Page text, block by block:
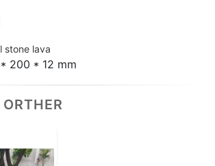
stone lava
200 * 12 mm